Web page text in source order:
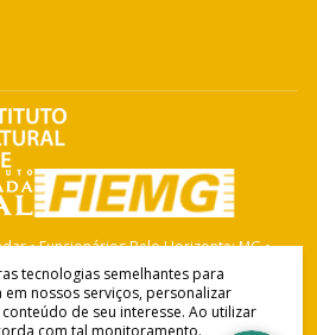
• Funcionários Belo Horizonte: MG •
4765
Real© Copyright 2021-2026
tecnologias semelhantes para
nossos serviços, personalizar
de seu interesse. Ao utilizar
com tal monitoramento.